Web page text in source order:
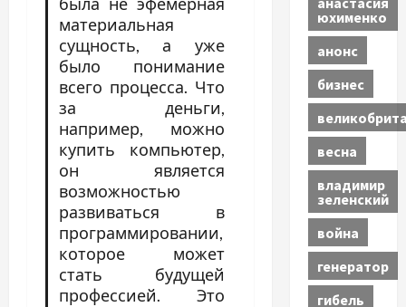
материальная
сущность, а уже
было понимание
всего процесса. Что
за деньги,
например, можно
купить компьютер,
он является
возможностью
развиваться в
программировании,
которое может
стать будущей
профессией. Это
юхименко
анонс
бизнес
весна
владимир
зеленский
война
генератор
гибель